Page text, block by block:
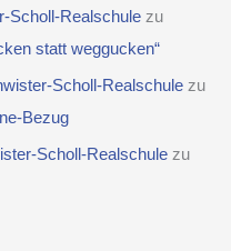
Scholl-Realschule zu
statt weggucken“
Scholl-Realschule zu
Bezug
Scholl-Realschule zu